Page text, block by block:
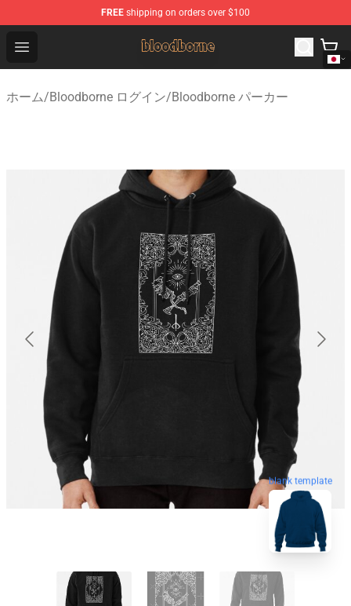
FREE shipping on orders over $100
Open menu
Bloodborne Shop - Official Bloodborne Merchandise
ホーム/Bloodborne ログイン/Bloodborne パーカー
blank template